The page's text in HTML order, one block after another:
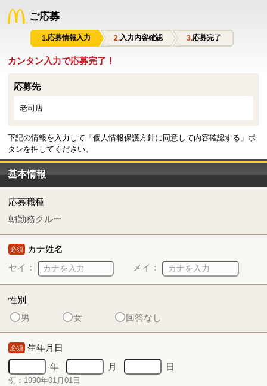
ご応募
応募情報入力 入力内容確認 応募完了
カンタン入力で応募完了！
応募先
老司店
下記の情報を入力して「個人情報保護方針に同意して内容確認する」ボ
タンを押してください。
基本情報
応募職種
朝勤務クルー
必須 カナ姓名
セイ：
メイ：
性別
男
女 回答なし
必須 生年月日
年
月 日
例：1990年01月01日